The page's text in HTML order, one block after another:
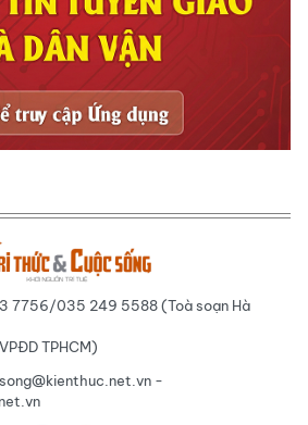
7756/035 249 5588 (Toà soạn Hà
TPHCM)
-